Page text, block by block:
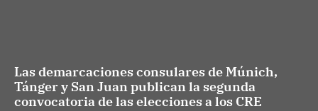
Las demarcaciones consulares de Múnich,
Tánger y San Juan publican la segunda
convocatoria de las elecciones a los CRE